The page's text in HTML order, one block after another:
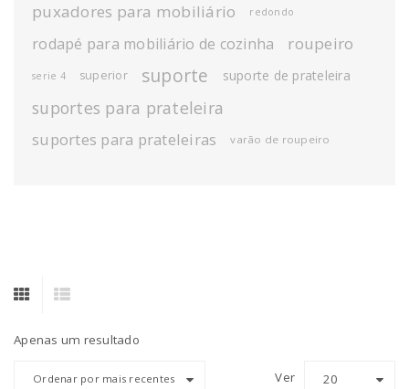
puxadores para mobiliário redondo
rodapé para mobiliário de cozinha roupeiro
serie 4 superior suporte suporte de prateleira
suportes para prateleira
suportes para prateleiras varão de roupeiro
Apenas um resultado
Ordenar por mais recentes Ver 20